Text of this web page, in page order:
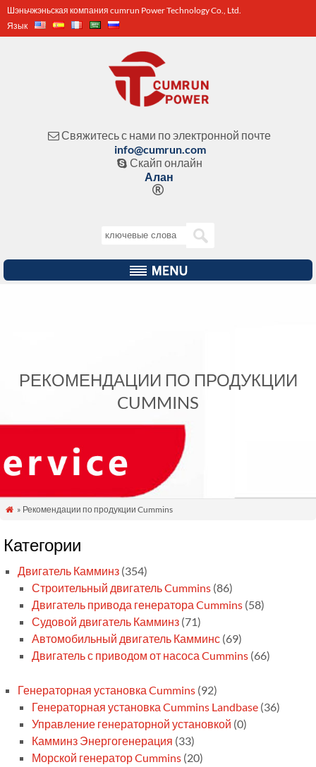
Шэньчжэньская компания cumrun Power Technology Co., Ltd.
Язык
 Свяжитесь с нами по электронной почте
info@cumrun.com
 Скайп онлайн
Алан

РЕКОМЕНДАЦИИ ПО ПРОДУКЦИИ
CUMMINS
 » Рекомендации по продукции Cummins
Категории
Двигатель Камминз (354)
Строительный двигатель Cummins (86)
Двигатель привода генератора Cummins (58)
Судовой двигатель Камминз (71)
Автомобильный двигатель Камминс (69)
Двигатель с приводом от насоса Cummins (66)
Генераторная установка Cummins (92)
Генераторная установка Cummins Landbase (36)
Управление генераторной установкой (0)
Камминз Энергогенерация (33)
Морской генератор Cummins (20)